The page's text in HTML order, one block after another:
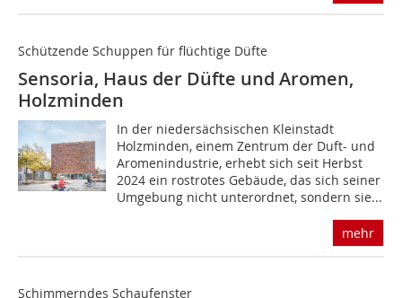
Schützende Schuppen für flüchtige Düfte
Sensoria, Haus der Düfte und Aromen,
Holzminden
In der niedersächsischen Kleinstadt
Holzminden, einem Zentrum der Duft- und
Aromenindustrie, erhebt sich seit Herbst
2024 ein rostrotes Gebäude, das sich seiner
Umgebung nicht unterordnet, sondern sie...
mehr
Schimmerndes Schaufenster